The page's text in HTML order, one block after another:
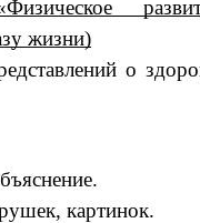
жизни)
о
картинок.